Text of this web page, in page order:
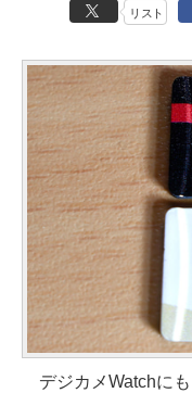
リスト
デジカメWatchにも